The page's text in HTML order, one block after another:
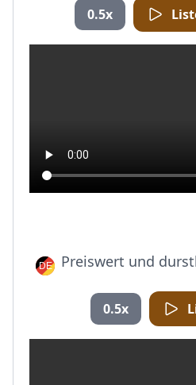
0.5x
Preiswert und
0.5x